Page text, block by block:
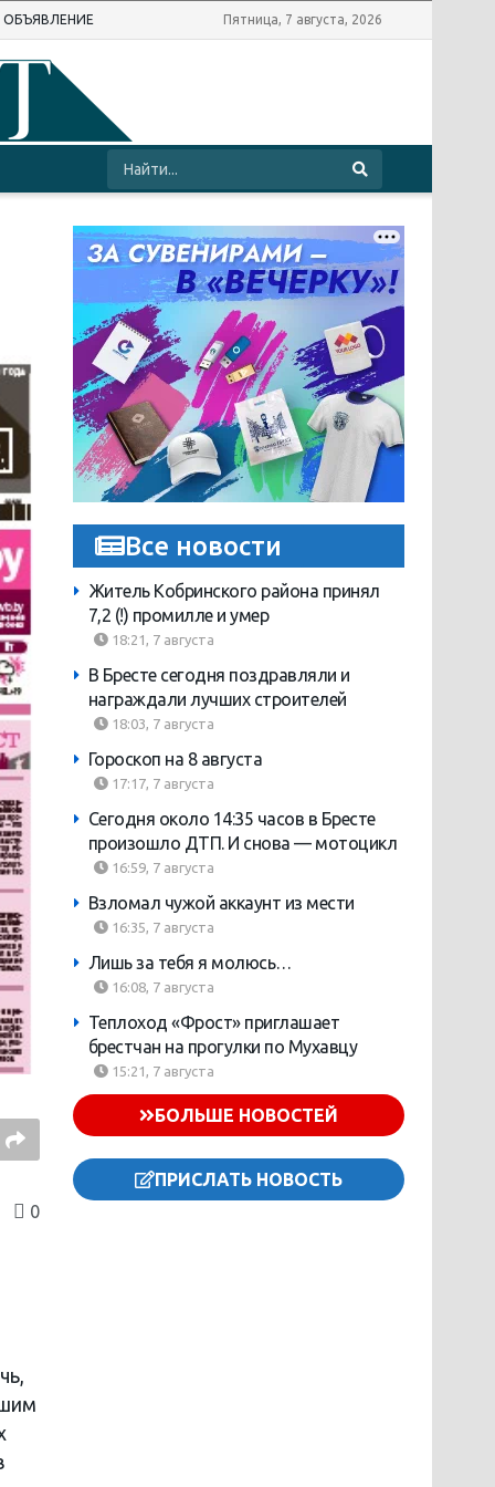
ОБЪЯВЛЕНИЕ Пятница, 7 августа, 2026
0
Все новости
Житель Кобринского района принял
7,2 (!) промилле и умер
18:21, 7 августа
В Бресте сегодня поздравляли и
награждали лучших строителей
18:03, 7 августа
Гороскоп на 8 августа
17:17, 7 августа
Сегодня около 14:35 часов в Бресте
произошло ДТП. И снова — мотоцикл
16:59, 7 августа
Взломал чужой аккаунт из мести
16:35, 7 августа
Лишь за тебя я молюсь…
16:08, 7 августа
Теплоход «Фрост» приглашает
брестчан на прогулки по Мухавцу
15:21, 7 августа
БОЛЬШЕ НОВОСТЕЙ
ПРИСЛАТЬ НОВОСТЬ